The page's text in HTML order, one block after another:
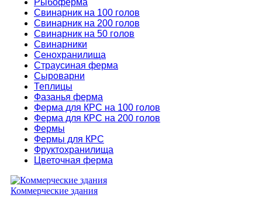
Рыбоферма
Свинарник на 100 голов
Свинарник на 200 голов
Свинарник на 50 голов
Свинарники
Сенохранилища
Страусиная ферма
Сыроварни
Теплицы
Фазанья ферма
Ферма для КРС на 100 голов
Ферма для КРС на 200 голов
Фермы
Фермы для КРС
Фруктохранилища
Цветочная ферма
Коммерческие здания